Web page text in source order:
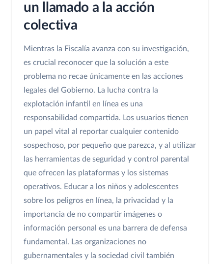
un llamado a la acción
colectiva
Mientras la Fiscalía avanza con su investigación,
es crucial reconocer que la solución a este
problema no recae únicamente en las acciones
legales del Gobierno. La lucha contra la
explotación infantil en línea es una
responsabilidad compartida. Los usuarios tienen
un papel vital al reportar cualquier contenido
sospechoso, por pequeño que parezca, y al utilizar
las herramientas de seguridad y control parental
que ofrecen las plataformas y los sistemas
operativos. Educar a los niños y adolescentes
sobre los peligros en línea, la privacidad y la
importancia de no compartir imágenes o
información personal es una barrera de defensa
fundamental. Las organizaciones no
gubernamentales y la sociedad civil también